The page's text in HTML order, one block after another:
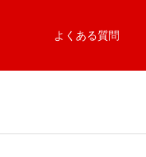
よくある質問